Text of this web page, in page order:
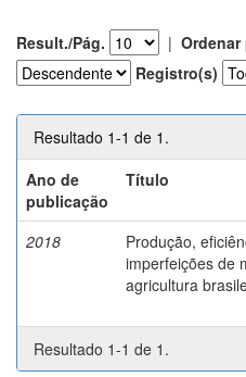
Result./Pág. | Ordenar
Registro(s)
Resultado 1-1 de 1.
Ano de
publicação
Título
2018
Produção,
imperfeições de
agricultura
Resultado 1-1 de 1.